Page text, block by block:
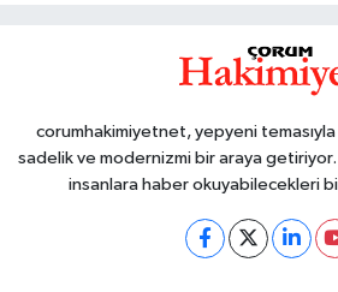
corumhakimiyetnet, yepyeni
sadelik ve modernizmi bir araya getiriyor.
insanlara haber okuyabilecekleri